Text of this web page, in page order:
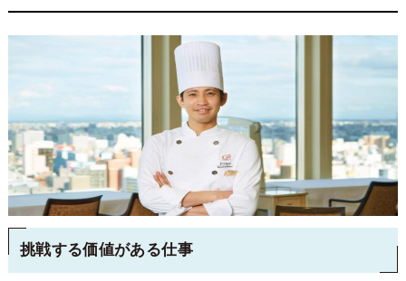
挑戦する価値がある仕事